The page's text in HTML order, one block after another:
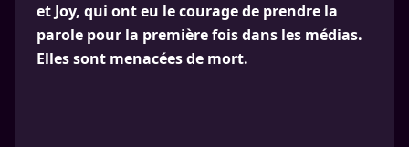
et Joy, qui ont eu le courage de prendre la
parole pour la première fois dans les médias.
Elles sont menacées de mort.